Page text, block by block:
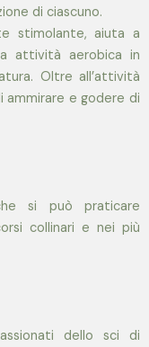
di ciascuno.
stimolante, aiuta a
attività aerobica in
Oltre all’attività
ammirare e godere di
si può praticare
collinari e nei più
dello sci di